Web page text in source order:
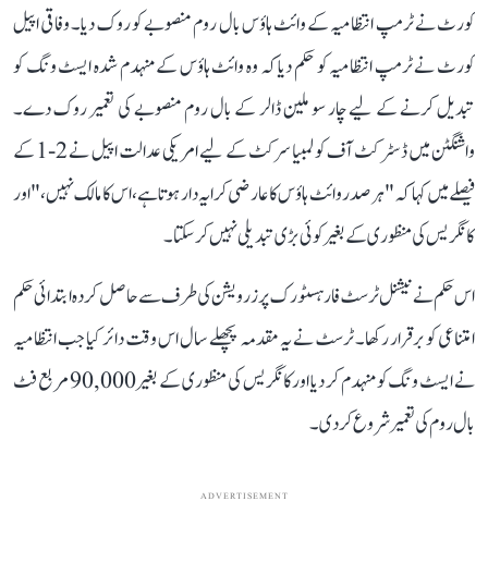
کورٹ نے ٹرمپ انتظامیہ کے وائٹ ہاؤس بال روم منصوبے کو روک دیا۔ وفاقی اپیل
کورٹ نے ٹرمپ انتظامیہ کو حکم دیا کہ وہ وائٹ ہاؤس کے منہدم شدہ ایسٹ ونگ کو
تبدیل کرنے کے لیے چار سو ملین ڈالر کے بال روم منصوبے کی تعمیر روک دے۔
واشنگٹن میں ڈسٹرکٹ آف کولمبیا سرکٹ کے لیے امریکی عدالت اپیل نے 2-1 کے
فیصلے میں کہا کہ "ہر صدر وائٹ ہاؤس کا عارضی کرایہ دار ہوتا ہے، اس کا مالک نہیں،" اور
کانگریس کی منظوری کے بغیر کوئی بڑی تبدیلی نہیں کر سکتا۔
اس حکم نے نیشنل ٹرسٹ فار ہسٹورک پرزرویشن کی طرف سے حاصل کردہ ابتدائی حکم
امتناعی کو برقرار رکھا۔ ٹرسٹ نے یہ مقدمہ پچھلے سال اس وقت دائر کیا جب انتظامیہ
نے ایسٹ ونگ کو منہدم کر دیا اور کانگریس کی منظوری کے بغیر 90,000 مربع فٹ
بال روم کی تعمیر شروع کر دی۔
ADVERTISEMENT